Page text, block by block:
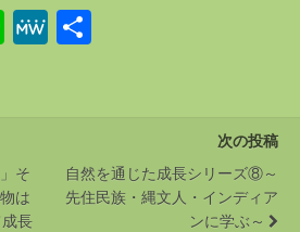
Li
n
M
e
そ
は
長
次の投稿
自然を通じた成長シリーズ⑧～
先住民族・縄文人・インディア
ンに学ぶ～